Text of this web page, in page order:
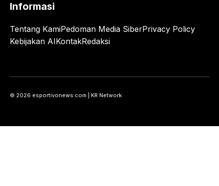
Informasi
Tentang KamiPedoman Media SiberPrivacy Policy
Kebijakan AIKontakRedaksi
© 2026 esportivonews.com | KR Network